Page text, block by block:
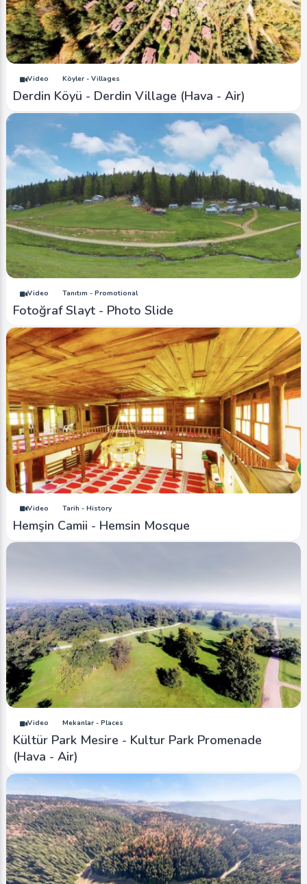
Video Köyler - Villages
Derdin Köyü - Derdin Village (Hava - Air)
Video Tanıtım - Promotional
Fotoğraf Slayt - Photo Slide
Video Tarih - History
Hemşin Camii - Hemsin Mosque
Video Mekanlar - Places
Kültür Park Mesire - Kultur Park Promenade
(Hava - Air)